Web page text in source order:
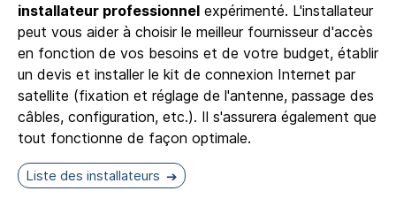
installateur professionnel expérimenté. L'installateur
peut vous aider à choisir le meilleur fournisseur d'accès
en fonction de vos besoins et de votre budget, établir
un devis et installer le kit de connexion Internet par
satellite (fixation et réglage de l'antenne, passage des
câbles, configuration, etc.). Il s'assurera également que
tout fonctionne de façon optimale.
Liste des installateurs